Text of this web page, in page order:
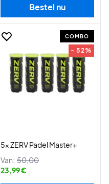
Bestel nu
COMBO
- 52%
5x ZERV Padel Master+
Van: 50,00
23,99 €